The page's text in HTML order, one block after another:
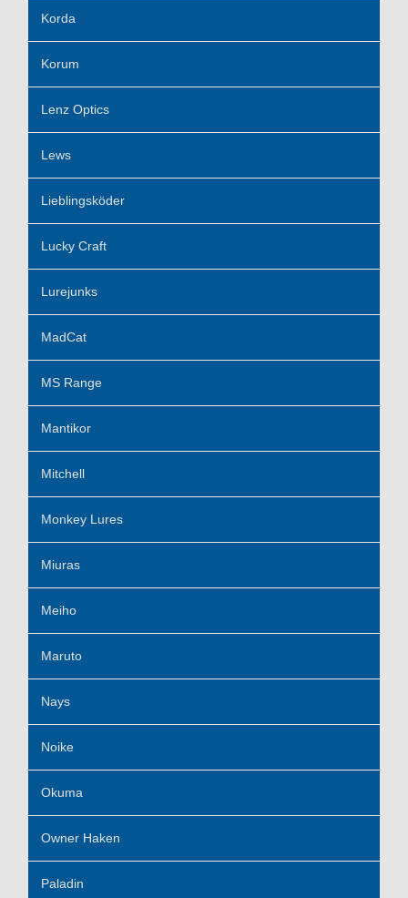
Korda
Korum
Lenz Optics
Lews
Lieblingsköder
Lucky Craft
Lurejunks
MadCat
MS Range
Mantikor
Mitchell
Monkey Lures
Miuras
Meiho
Maruto
Nays
Noike
Okuma
Owner Haken
Paladin